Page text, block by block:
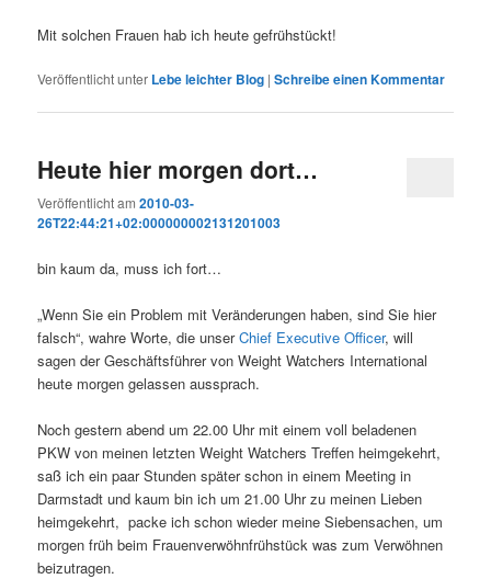
Mit solchen Frauen hab ich heute gefrühstückt!
Veröffentlicht unter Lebe leichter Blog |Schreibe einen Kommentar
Heute hier morgen dort…
Veröffentlicht am2010-03-
26T22:44:21+02:000000002131201003
bin kaum da, muss ich fort…
„Wenn Sie ein Problem mit Veränderungen haben, sind Sie hier
falsch“, wahre Worte, die unserChief Executive Officer, will
sagen der Geschäftsführer von Weight Watchers International
heute morgen gelassen aussprach.
Noch gestern abend um 22.00 Uhr mit einem voll beladenen
PKW von meinen letzten Weight Watchers Treffen heimgekehrt,
saß ich ein paar Stunden später schon in einem Meeting in
Darmstadt und kaum bin ich um 21.00 Uhr zu meinen Lieben
heimgekehrt, packe ich schon wieder meine Siebensachen, um
morgen früh beim Frauenverwöhnfrühstück was zum Verwöhnen
beizutragen.